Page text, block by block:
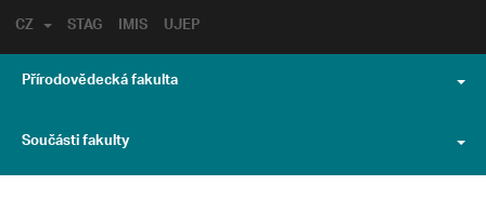
STAG IMIS UJEP
CZ
Přírodovědecká fakulta
Součásti fakulty